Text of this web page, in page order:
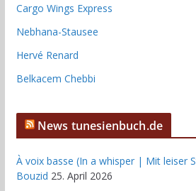
Cargo Wings Express
Nebhana-Stausee
Hervé Renard
Belkacem Chebbi
News tunesienbuch.de
À voix basse (In a whisper | Mit leiser
Bouzid 25. April 2026